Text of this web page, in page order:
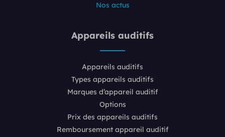
Nos actus
Appareils auditifs
Appareils auditifs
Types appareils auditifs
Marques d’appareil auditif
Options
Prix des appareils auditifs
Remboursement appareil auditif